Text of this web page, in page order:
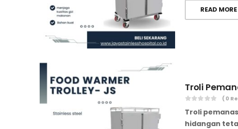
READ MORE
Troli
( 0
Troli
hidangan